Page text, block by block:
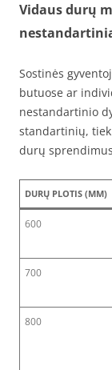
Vidaus durų
Sostinės
butuose ar
nestandartinio
standartinių,
durų
DURŲ PLOTIS (MM)
600
700
800